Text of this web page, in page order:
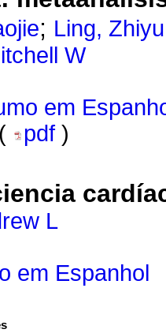
; Ling, Zhiyu
W
em
pdf )
L
em Espanhol